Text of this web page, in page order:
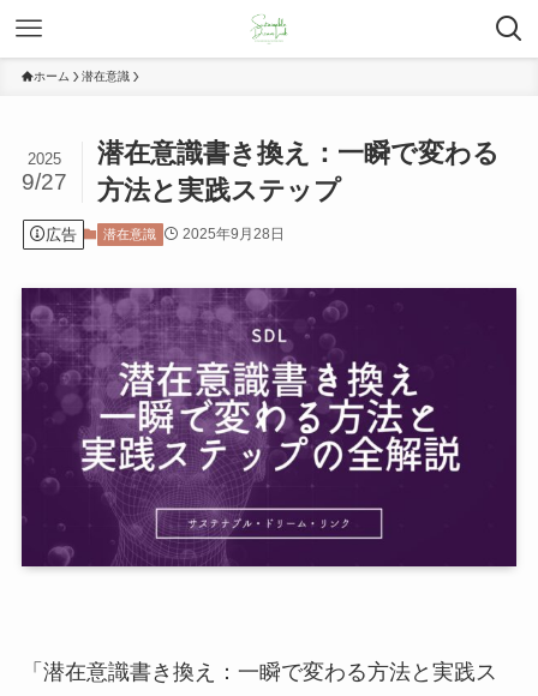
ホーム 潜在意識
潜在意識書き換え：一瞬で変わる
方法と実践ステップ
2025
9/27
広告 潜在意識 2025年9月28日
「潜在意識書き換え：一瞬で変わる方法と実践ス